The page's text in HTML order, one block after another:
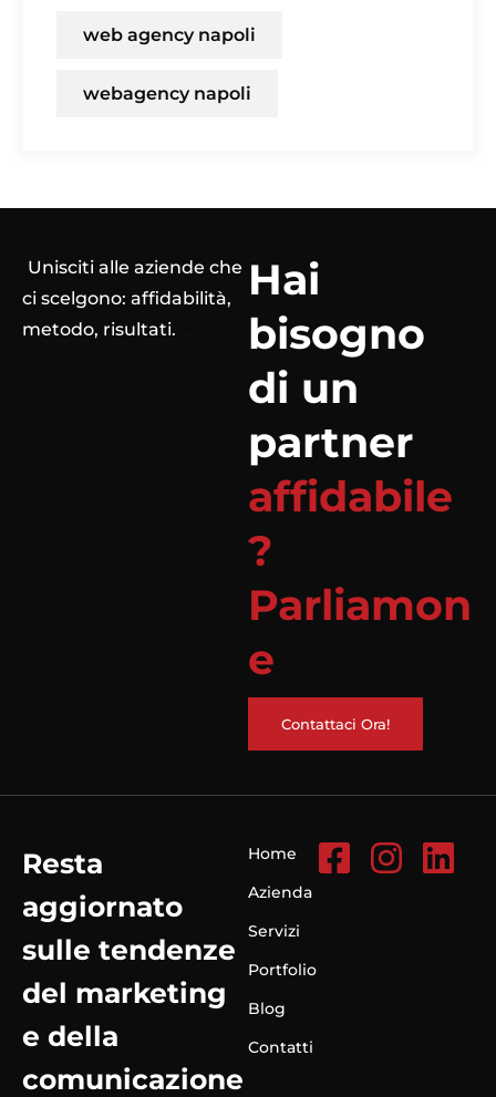
web agency napoli
webagency napoli
Unisciti alle aziende che
ci scelgono: affidabilità,
metodo, risultati.
Hai
bisogno
di un
partner
affidabile
?
Parliamon
e
Contattaci Ora!
Resta
aggiornato
sulle tendenze
del marketing
e della
comunicazione
Home
Azienda
Servizi
Portfolio
Blog
Contatti